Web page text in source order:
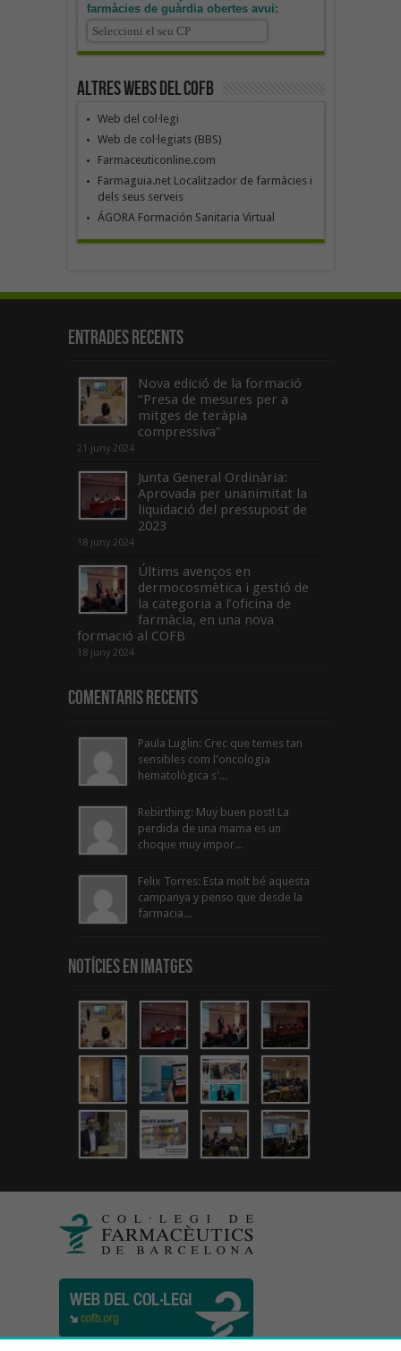
farmàcies de guàrdia obertes avui:
Altres webs del COFB
Web del col·legi
Web de col·legiats (BBS)
Farmaceuticonline.com
Farmaguia.net Localitzador de farmàcies i
dels seus serveis
ÁGORA Formación Sanitaria Virtual
Entrades recents
Nova edició de la formació
“Presa de mesures per a
mitges de teràpia
compressiva”
21 juny 2024
Junta General Ordinària:
Aprovada per unanimitat la
liquidació del pressupost de
2023
18 juny 2024
Últims avenços en
dermocosmètica i gestió de
la categoria a l’oficina de
farmàcia, en una nova
formació al COFB
18 juny 2024
Comentaris Recents
Paula Luglin: Crec que temes tan
sensibles com l'oncologia
hematològica s'...
Rebirthing: Muy buen post! La
perdida de una mama es un
choque muy impor...
Felix Torres: Esta molt bé aquesta
campanya y penso que desde la
farmacia...
Notícies en Imatges